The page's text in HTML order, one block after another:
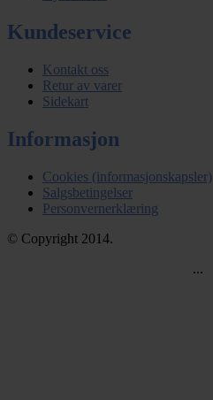
Kundeservice
Kontakt oss
Retur av varer
Sidekart
Informasjon
Cookies (informasjonskapsler)
Salgsbetingelser
Personvernerklæring
© Copyright 2014.
...